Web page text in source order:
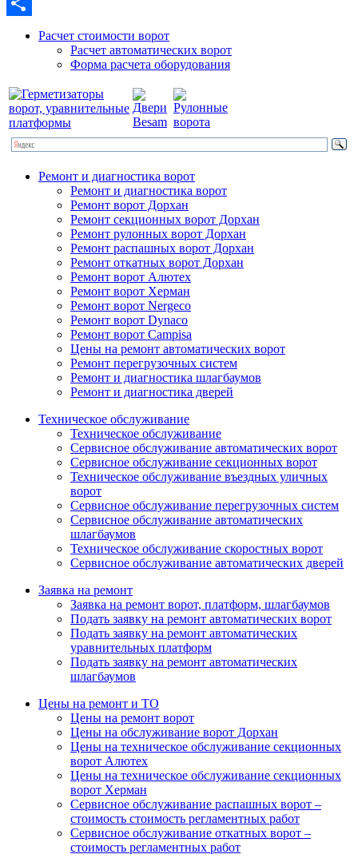
Отправить
Расчет стоимости ворот
Расчет автоматических ворот
Форма расчета оборудования
Ремонт и диагностика ворот
Ремонт и диагностика ворот
Ремонт ворот Дорхан
Ремонт секционных ворот Дорхан
Ремонт рулонных ворот Дорхан
Ремонт распашных ворот Дорхан
Ремонт откатных ворот Дорхан
Ремонт ворот Алютех
Ремонт ворот Херман
Ремонт ворот Nergeco
Ремонт ворот Dynaco
Ремонт ворот Campisa
Цены на ремонт автоматических ворот
Ремонт перегрузочных систем
Ремонт и диагностика шлагбаумов
Ремонт и диагностика дверей
Техническое обслуживание
Техническое обслуживание
Сервисное обслуживание автоматических ворот
Сервисное обслуживание секционных ворот
Техническое обслуживание въездных уличных
ворот
Сервисное обслуживание перегрузочных систем
Сервисное обслуживание автоматических
шлагбаумов
Техническое обслуживание скоростных ворот
Сервисное обслуживание автоматических дверей
Заявка на ремонт
Заявка на ремонт ворот, платформ, шлагбаумов
Подать заявку на ремонт автоматических ворот
Подать заявку на ремонт автоматических
уравнительных платформ
Подать заявку на ремонт автоматических
шлагбаумов
Цены на ремонт и ТО
Цены на ремонт ворот
Цены на обслуживание ворот Дорхан
Цены на техническое обслуживание секционных
ворот Алютех
Цены на техническое обслуживание секционных
ворот Херман
Сервисное обслуживание распашных ворот –
стоимость стоимость регламентных работ
Сервисное обслуживание откатных ворот –
стоимость регламентных работ